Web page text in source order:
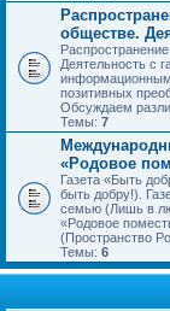
обществе.
Деятельность с
позитивных
Обсуждаем
Темы: 7
«Родовое
Газета «Быть
быть добру!).
семью (Лишь в
«Родовое
(Пространство
Темы: 6